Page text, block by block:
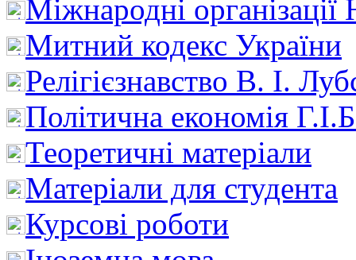
Міжнародні
Митний кодекс України
Релігієзнавство В. І.
Політична економія
Теоретичні матеріали
Матеріали для студента
Курсові роботи